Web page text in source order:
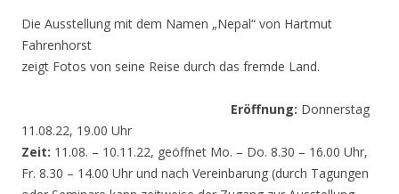
Die Ausstellung mit dem Namen „Nepal“ von Hartmut
Fahrenhorst
zeigt Fotos von seine Reise durch das fremde Land.
Eröffnung: Donnerstag
11.08.22, 19.00 Uhr
Zeit: 11.08. – 10.11.22, geöffnet Mo. – Do. 8.30 – 16.00 Uhr,
Fr. 8.30 – 14.00 Uhr und nach Vereinbarung (durch Tagungen